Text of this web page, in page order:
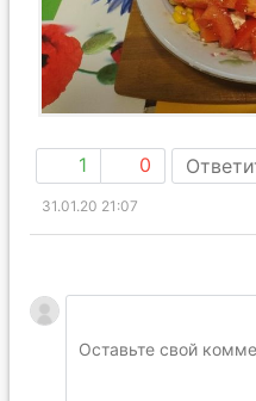
1 0
31.01.20 21:07